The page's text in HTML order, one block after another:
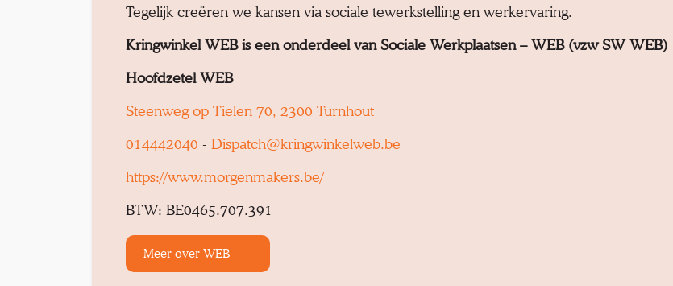
Tegelijk creëren we kansen via sociale tewerkstelling en werkervaring.
Kringwinkel WEB is een onderdeel van Sociale Werkplaatsen – WEB (vzw SW WEB)
Hoofdzetel WEB
Steenweg op Tielen 70, 2300 Turnhout
014442040 - Dispatch@kringwinkelweb.be
https://www.morgenmakers.be/
BTW: BE0465.707.391
Meer over WEB